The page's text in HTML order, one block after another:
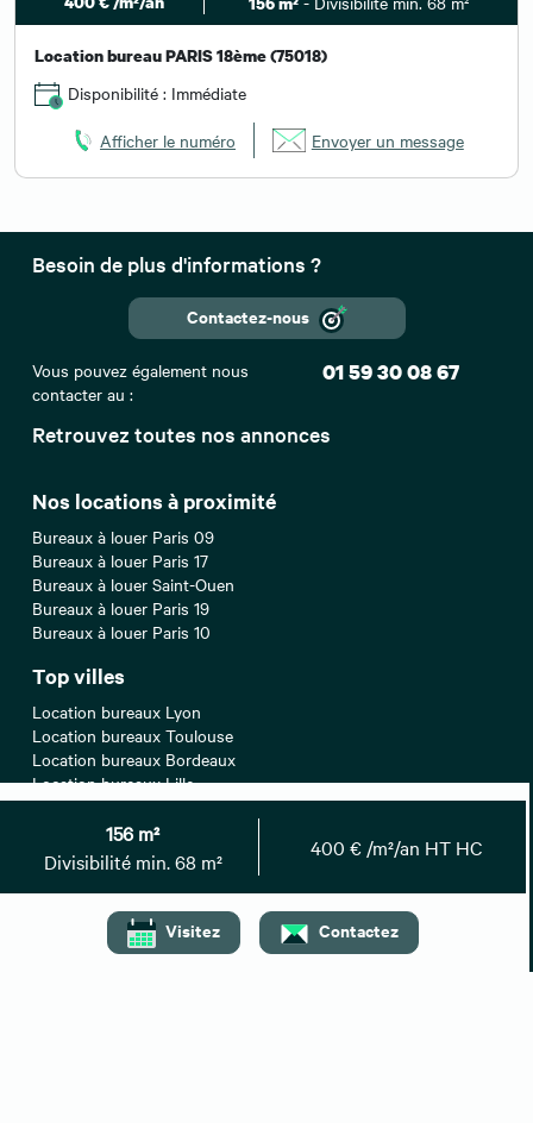
156 m²
Divisibilité min. 68 m²
400 € /m²/an HT HC
Visitez Contactez
Location bureau PARIS 18ème (75018)
Disponibilité : Immédiate
Afficher le numéro Envoyer un message
Retrouvez toutes nos annonces
Nos locations à proximité
Bureaux à louer Paris 09
Bureaux à louer Paris 17
Bureaux à louer Saint-Ouen
Bureaux à louer Paris 19
Bureaux à louer Paris 10
Top villes
Location bureaux Lyon
Location bureaux Toulouse
Location bureaux Bordeaux
Location bureaux Lille
Location bureaux Montpellier
Recherches associées
Entrepôts/Locaux d'activités à louer Paris
Entrepôts/Locaux d'activités à vendre Paris
Locaux commerciaux à louer Paris
Besoin de plus d'informations ?
Contactez-nous
Vous pouvez également nous
contacter au :
01 59 30 08 67